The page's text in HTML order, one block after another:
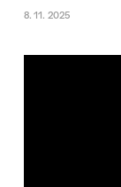
8. 11. 2025